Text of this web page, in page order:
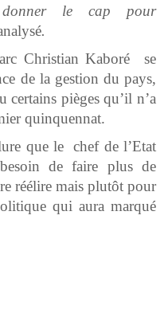
donner le cap pour
.
Christian Kaboré se
de la gestion du pays,
certains pièges qu’il n’a
quinquennat.
que le chef de l’Etat
de faire plus de
réélire mais plutôt pour
qui aura marqué